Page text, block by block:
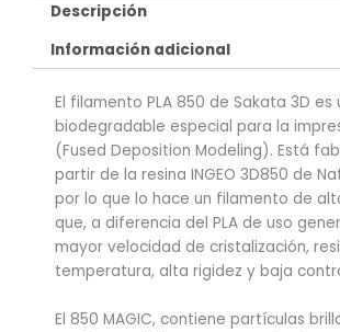
Descripción
Información adicional
El filamento PLA 850 de Sakata 3D es
biodegradable especial para la
(Fused Deposition Modeling). Está
partir de la resina INGEO 3D850 de
por lo que lo hace un filamento de
que, a diferencia del PLA de uso
mayor velocidad de cristalización,
temperatura, alta rigidez y baja
El 850 MAGIC, contiene partículas